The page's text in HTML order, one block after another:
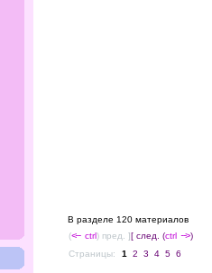
В разделе 120 материалов
(<-- ctrl) пред. ][ след. (ctrl --> )
Страницы:
1 2 3 4 5 6